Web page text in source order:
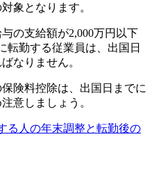
象となります。
の支給額が2,000万円以下
転勤する従業員は、出国日
なりません。
険料控除は、出国日までに
意しましょう。
る人の年末調整と転勤後の